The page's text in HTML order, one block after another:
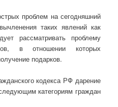
проблем на сегодняшний
таких явлений как
рассматривать проблему
в отношении которых
подарков.
кодекса РФ дарение
категориям граждан